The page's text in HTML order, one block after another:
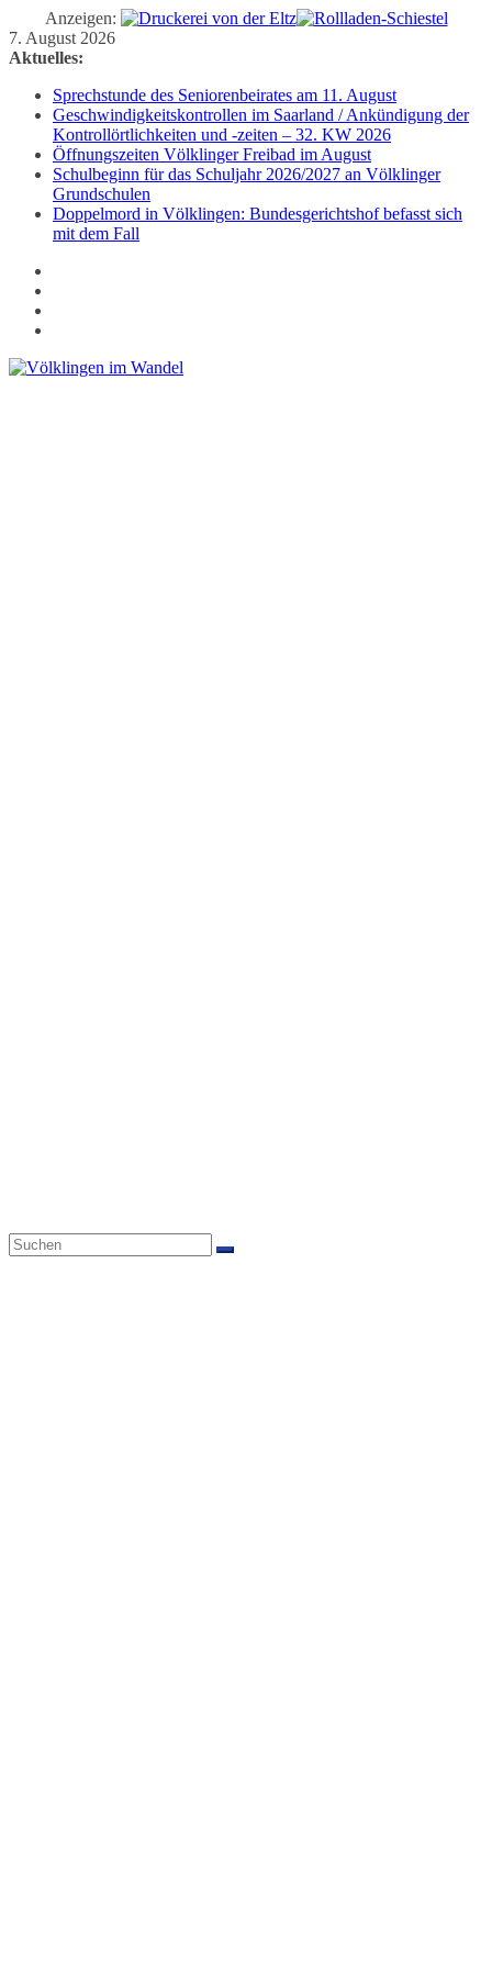
Anzeigen:
Zum
Inhalt
7. August 2026
Aktuelles:
Sprechstunde des Seniorenbeirates am 11. August
Geschwindigkeitskontrollen im Saarland / Ankündigung der
Kontrollörtlichkeiten und -zeiten – 32. KW 2026
Öffnungszeiten Völklinger Freibad im August
Schulbeginn für das Schuljahr 2026/2027 an Völklinger
Grundschulen
Doppelmord in Völklingen: Bundesgerichtshof befasst sich
mit dem Fall